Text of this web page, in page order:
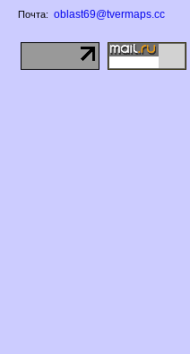
Почта: oblast69@tvermaps.cc